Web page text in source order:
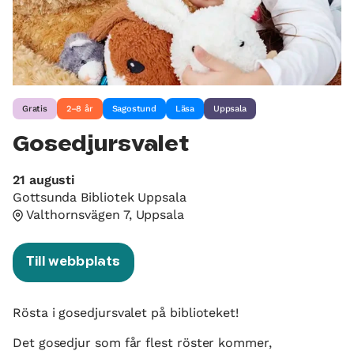
Gratis 2–8 år Sagostund Läsa Uppsala
Gosedjursvalet
21 augusti
Gottsunda Bibliotek Uppsala
Valthornsvägen 7, Uppsala
Till webbplats
Rösta i gosedjursvalet på biblioteket!
Det gosedjur som får flest röster kommer,